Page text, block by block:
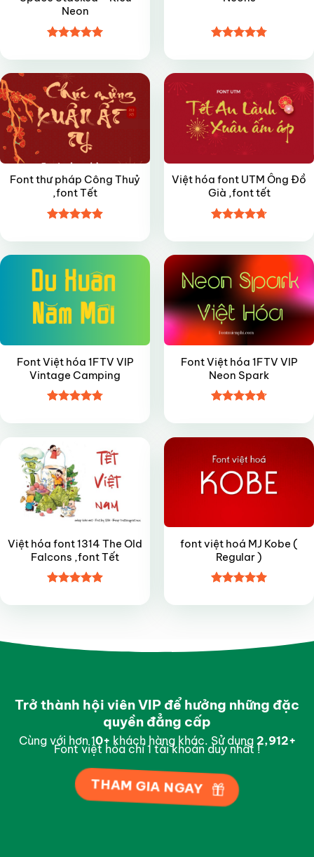
Neon
hạng55
sao
hạng4.85
sao
Font thư pháp Công Thuỷ
,font Tết
hạng4.95
sao
Việt hóa font UTM Ông Đồ
Già ,font tết
hạng4.75
sao
Font Việt hóa 1FTV VIP
Vintage Camping
hạng4.85
Font Việt hóa 1FTV VIP
Neon Spark
hạng4.75
Việt hóa font 1314 The Old
Falcons ,font Tết
hạng4.95
font việt hoá MJ Kobe (
Regular )
hạng4.95
Trở thành hội viên VIP để hưởng những đặc
quyền đẳng cấp
Cùng với hơn 10+khách hàng khác. Sử dụng 2,995+
Font việt hóa chỉ 1 tài khoản duy nhất !
THAM GIA NGAY